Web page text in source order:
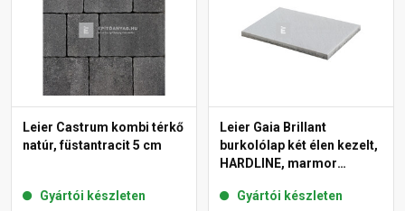
Leier Castrum kombi térkő
natúr, füstantracit 5 cm
Gyártói készleten
Leier Gaia Brillant
burkolólap két élen kezelt,
HARDLINE, marmor
Gyártói készleten